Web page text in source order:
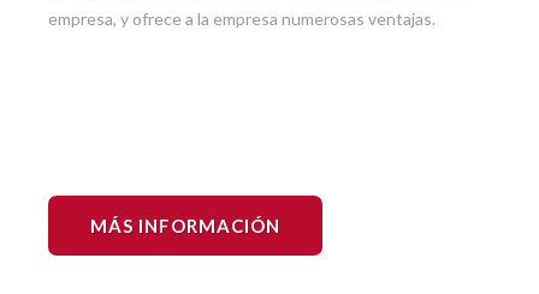
empresa, y ofrece a la empresa numerosas ventajas.
MÁS INFORMACIÓN